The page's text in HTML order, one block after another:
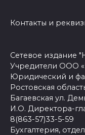
Контакты и
Сетевое издание
Учредители ООО
Юридический и
Ростовская
Багаевская ул.
И.О. Директора-
8(863-57)33-5-59
Бухгалтерия,